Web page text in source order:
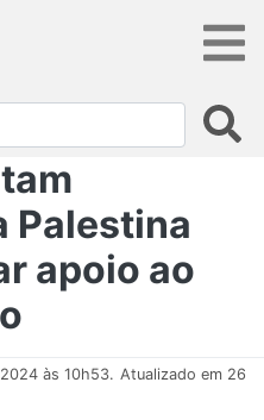
Palestina
apoio ao
às 10h53. Atualizado em 26